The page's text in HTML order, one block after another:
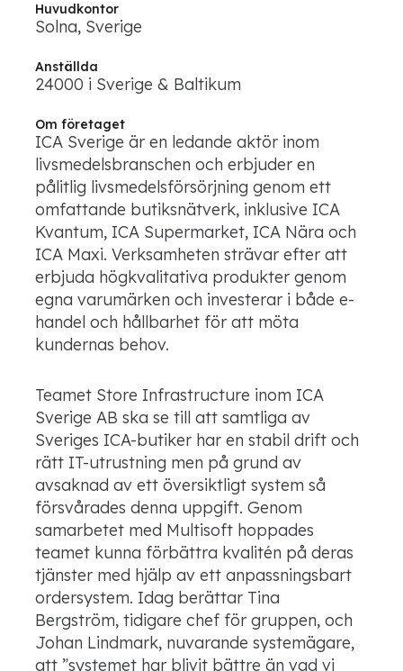
Huvudkontor
Solna, Sverige
Anställda
24000 i Sverige & Baltikum
Om företaget
ICA Sverige är en ledande aktör inom
livsmedelsbranschen och erbjuder en
pålitlig livsmedelsförsörjning genom ett
omfattande butiksnätverk, inklusive ICA
Kvantum, ICA Supermarket, ICA Nära och
ICA Maxi. Verksamheten strävar efter att
erbjuda högkvalitativa produkter genom
egna varumärken och investerar i både e-
handel och hållbarhet för att möta
kundernas behov.
Teamet Store Infrastructure inom ICA
Sverige AB ska se till att samtliga av
Sveriges ICA-butiker har en stabil drift och
rätt IT-utrustning men på grund av
avsaknad av ett översiktligt system så
försvårades denna uppgift. Genom
samarbetet med Multisoft hoppades
teamet kunna förbättra kvalitén på deras
tjänster med hjälp av ett anpassningsbart
ordersystem. Idag berättar Tina
Bergström, tidigare chef för gruppen, och
Johan Lindmark, nuvarande systemägare,
att ”systemet har blivit bättre än vad vi